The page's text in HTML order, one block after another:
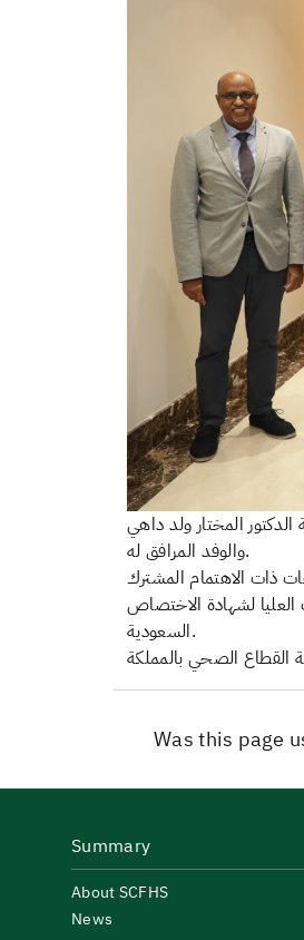
المختار ولد داهي
والوفد المرافق له.
لشهادة الاختصاص
السعودية.
Was this page
Summary
About SCFHS
News